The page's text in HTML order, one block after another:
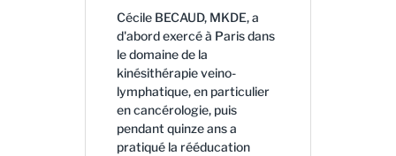
Cécile BECAUD, MKDE, a
d'abord exercé à Paris dans
le domaine de la
kinésithérapie veino-
lymphatique, en particulier
en cancérologie, puis
pendant quinze ans a
pratiqué la rééducation